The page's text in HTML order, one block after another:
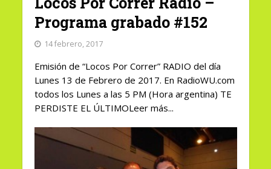
Programa grabado #152
14 febrero, 2017
Emisión de “Locos Por Correr” RADIO del día
Lunes 13 de Febrero de 2017. En RadioWU.com
todos los Lunes a las 5 PM (Hora argentina) TE
PERDISTE EL ÚLTIMOLeer más...